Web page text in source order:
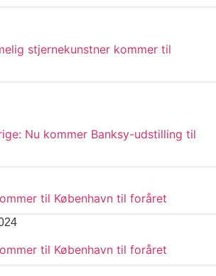
stjernekunstner kommer til
Nu kommer Banksy-udstilling til
til København til foråret
til København til foråret